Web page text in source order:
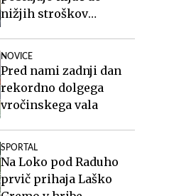
nižjih stroškov
NOVICE
Pred nami zadnji dan
rekordno dolgega
vročinskega vala
SPORTAL
Na Loko pod Raduho
prvič prihaja Laško